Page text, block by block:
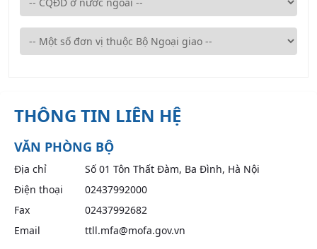
THÔNG TIN LIÊN HỆ
VĂN PHÒNG BỘ
Địa chỉ
Số 01 Tôn Thất Đàm, Ba Đình, Hà Nội
Điện thoại
02437992000
Fax
02437992682
Email
ttll.mfa@mofa.gov.vn